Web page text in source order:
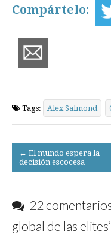
Compártelo:
Tags: Alex Salmond
Post
navigation
← El mundo espera la
decisión escocesa
22
global de las elites